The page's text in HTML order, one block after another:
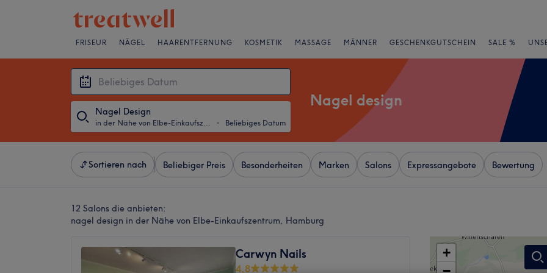
FRISEUR NÄGEL HAARENTFERNUNG KOSMETIK MASSAGE MÄNNER GESCHENKGUTSCHEIN SALE %
Nagel Design
in der Nähe von Elbe-Einkaufszentrum, Hamburg ・ Beliebiges Datum
Nagel design
Sortieren nach Beliebiger Preis Besonderheiten Marken Salons Expressangebote Bewertung
12 Salons die anbieten:
nagel design in der Nähe von Elbe-Einkaufszentrum, Hamburg
Carwyn Nails
4,8
+